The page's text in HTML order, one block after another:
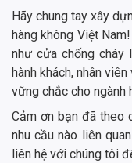
Hãy chung tay xây
hàng không Việt
như cửa chống
hành khách, nhân
vững chắc cho ngành
Cảm ơn bạn đã theo
nhu cầu nào liên
liên hệ với chúng tôi